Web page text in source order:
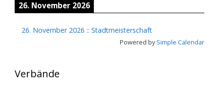
26. November 2026
26. November 2026 :: Stadtmeisterschaft
Powered bySimple Calendar
Verbände